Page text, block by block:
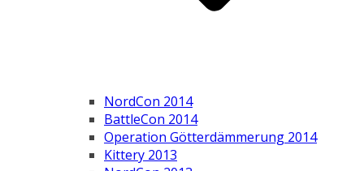
NordCon 2014
BattleCon 2014
Operation Götterdämmerung 2014
Kittery 2013